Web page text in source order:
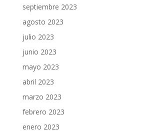
septiembre 2023
agosto 2023
julio 2023
junio 2023
mayo 2023
abril 2023
marzo 2023
febrero 2023
enero 2023